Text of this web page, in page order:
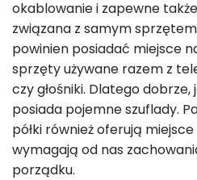
okablowanie i zapewne
związana z samym
powinien posiadać miejsce
sprzęty używane razem z
czy głośniki. Dlatego dobrze,
posiada pojemne szuflady.
półki również oferują
wymagają od nas
porządku.